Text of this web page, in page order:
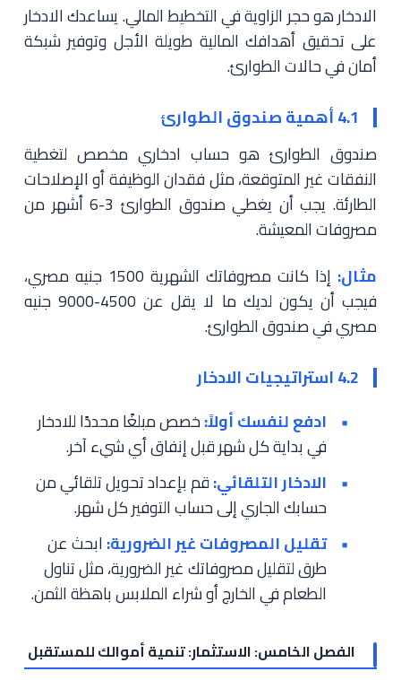
الادخار هو حجر الزاوية في التخطيط المالي. يساعدك الادخار
على تحقيق أهدافك المالية طويلة الأجل وتوفير شبكة
أمان في حالات الطوارئ.
4.1 أهمية صندوق الطوارئ
صندوق الطوارئ هو حساب ادخاري مخصص لتغطية
النفقات غير المتوقعة، مثل فقدان الوظيفة أو الإصلاحات
الطارئة. يجب أن يغطي صندوق الطوارئ 3-6 أشهر من
مصروفات المعيشة.
مثال:
إذا كانت مصروفاتك الشهرية 1500 جنيه مصري،
فيجب أن يكون لديك ما لا يقل عن 4500-9000 جنيه
مصري في صندوق الطوارئ.
4.2 استراتيجيات الادخار
ادفع لنفسك أولاً:خصص مبلغًا محددًا للادخار
في بداية كل شهر قبل إنفاق أي شيء آخر.
الادخار التلقائي:قم بإعداد تحويل تلقائي من
حسابك الجاري إلى حساب التوفير كل شهر.
تقليل المصروفات غير الضرورية: ابحث عن
طرق لتقليل مصروفاتك غير الضرورية، مثل تناول
الطعام في الخارج أو شراء الملابس باهظة الثمن.
الفصل الخامس: الاستثمار: تنمية أموالك للمستقبل